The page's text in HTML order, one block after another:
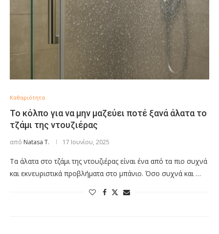
Καθαριότητα
Το κόλπο για να μην μαζεύει ποτέ ξανά άλατα το
τζάμι της ντουζιέρας
από Natasa T. 17 Ιουνίου, 2025
Τα άλατα στο τζάμι της ντουζιέρας είναι ένα από τα πιο συχνά
και εκνευριστικά προβλήματα στο μπάνιο. Όσο συχνά και …